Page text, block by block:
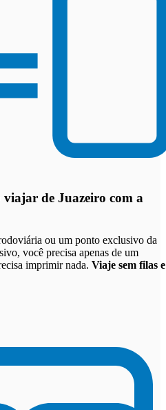
viajar de Juazeiro com a
ou um ponto exclusivo da
você precisa apenas de um
imprimir nada. Viaje sem filas e